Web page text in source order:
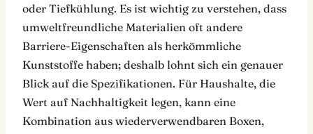
oder Tiefkühlung. Es ist wichtig zu verstehen, dass
umweltfreundliche Materialien oft andere
Barriere-Eigenschaften als herkömmliche
Kunststoffe haben; deshalb lohnt sich ein genauer
Blick auf die Spezifikationen. Für Haushalte, die
Wert auf Nachhaltigkeit legen, kann eine
Kombination aus wiederverwendbaren Boxen,